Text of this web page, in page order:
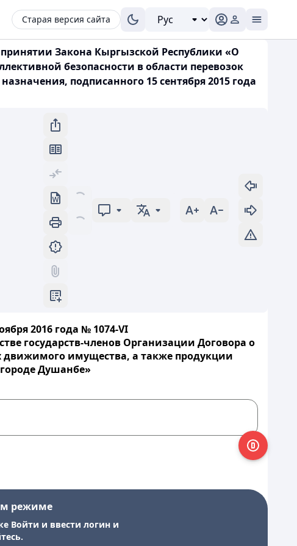
Старая версия сайта
Закона Кыргызской Республики «О
безопасности в области перевозок
подписанного 15 сентября 2015 года
2016 года № 1074-VI
государств-членов Организации Договора о
движимого имущества, а также продукции
Душанбе»
режиме
Войти и ввести логин и